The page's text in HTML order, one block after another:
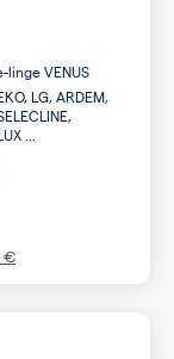
linge VENUS
LG, ARDEM,
...
€